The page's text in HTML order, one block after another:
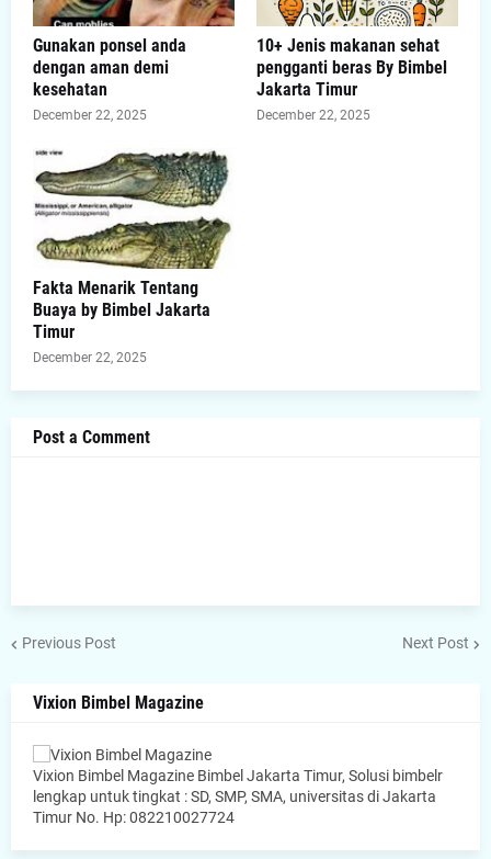
Gunakan ponsel anda
dengan aman demi
kesehatan
December 22, 2025
10+ Jenis makanan sehat
pengganti beras By Bimbel
Jakarta Timur
December 22, 2025
Fakta Menarik Tentang
Buaya by Bimbel Jakarta
Timur
December 22, 2025
Post a Comment
Previous Post Next Post
Vixion Bimbel Magazine
Vixion Bimbel Magazine Bimbel Jakarta Timur, Solusi bimbelr
lengkap untuk tingkat : SD, SMP, SMA, universitas di Jakarta
Timur No. Hp: 082210027724